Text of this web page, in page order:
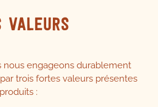
valeurs
nous engageons durablement
trois fortes valeurs présentes
: